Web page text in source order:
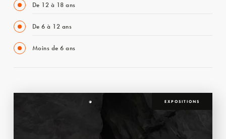
De 12 à 18 ans
De 6 à 12 ans
Moins de 6 ans
EXPOSITIONS